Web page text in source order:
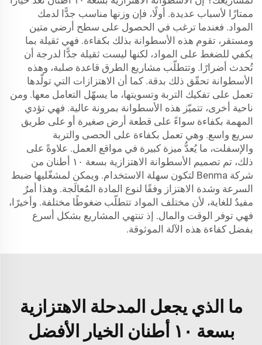
ممتازًا لأسباب عديدة. أولًا، فإن وزنها مناسب جدًّا لدمك
المواد. فعندما ترغب في الحصول على سطح أرضي متين
ومستقر، تقوم هذه الأسطوانة بذلك بكفاءة. فهي ثقيلة بما
يكفي للضغط على المواد، لكنها ليست ثقيلة جدًّا لدرجة أن
تُحدث أضرارًا. وتتطلّب مشاريع الطرق قاعدة صلبة، وهذه
الأسطوانة تحقّق ذلك بدقة. كما أن الاهتزازات التي تولّدها
تعمل على تفكيك التربة وتسويتها، ما يسهّل التعامل معها. ومن
ناحية أخرى، تتميّز هذه الأسطوانة بمرونة عالية. فهي تؤدي
المهمة بكفاءة سواءً على قطعة أرض صغيرة أو على طريق
سريع واسع. وهي تعمل بكفاءة على الحصى والتربة
والإسفلت، ما يُعدُّ ميزة كبيرة في مواقع العمل. علاوةً على
ذلك، تم تصميم الأسطوانة الاهتزازية بسعة ١٠ أطنان من
شركة Benma لتكون سهلة الاستخدام. ويمكن لمشغّليها ضبط
السرعة وشدة الاهتزاز وفقًا لنوع المادة المُعالَجة. وهذا أمرٌ
مفيدٌ للغاية، لأن مختلف المواد تتطلّب ضغوطًا مختلفة. وأخيرًا،
فهي توفر الوقت والمال. إذ تنتهي المشاريع بشكل أسرع
بفضل كفاءة هذه الآلة الموثوقة.
ما الذي يجعل المدحلة الاهتزازية
بسعة ١٠ أطنان الخيار الأفضل